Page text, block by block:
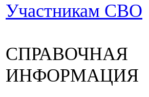
Участникам СВО
СПРАВОЧНАЯ
ИНФОРМАЦИЯ